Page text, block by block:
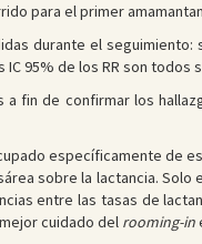
para el primer
durante el
95% de los RR son todos
fin de confirmar los
específicamente de
sobre la lactancia.
entre las tasas de
cuidado del rooming-in